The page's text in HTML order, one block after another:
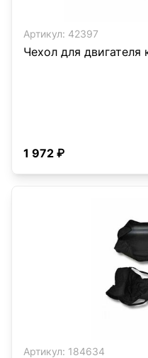
Артикул: 42397
Чехол для
1 972 ₽
Артикул: 184634